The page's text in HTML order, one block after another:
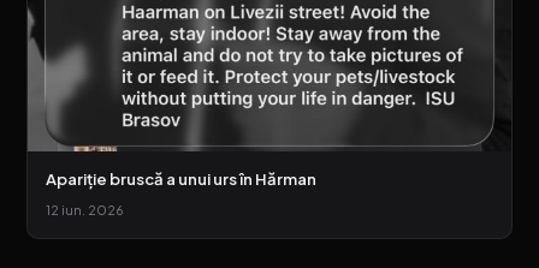
Apariție bruscă a unui urs în Hărman
12 iun. 2026